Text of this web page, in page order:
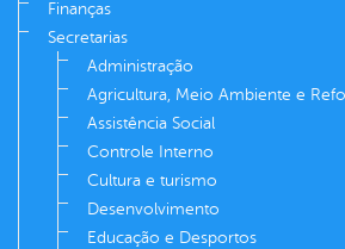
Finanças
Secretarias
Administração
Agricultura, Meio Ambiente e
Assistência Social
Controle Interno
Cultura e turismo
Desenvolvimento
Educação e Desportos